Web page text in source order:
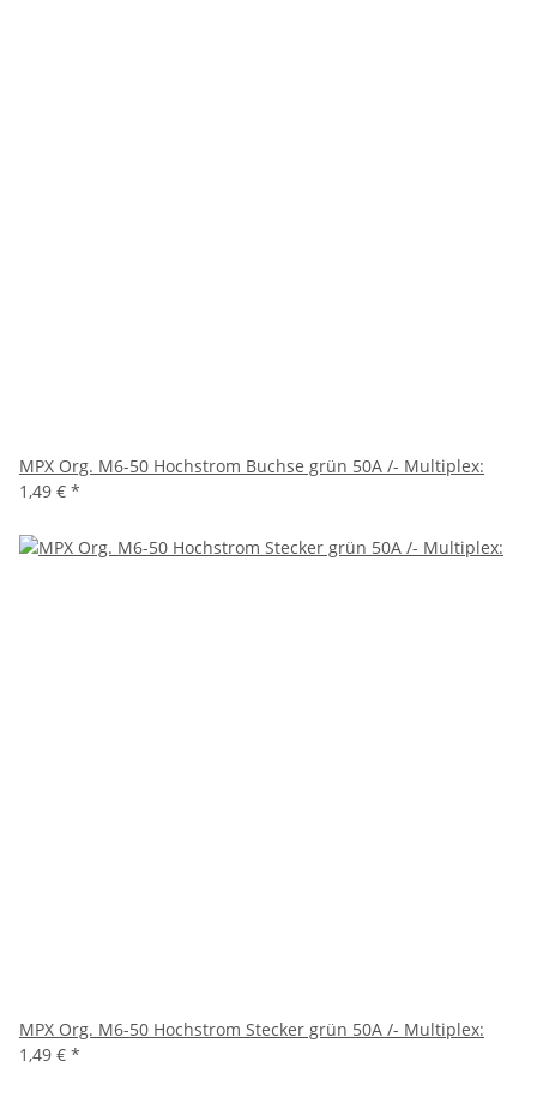
MPX Org. M6-50 Hochstrom Buchse grün 50A /- Multiplex:
1,49 € *
MPX Org. M6-50 Hochstrom Stecker grün 50A /- Multiplex:
1,49 € *